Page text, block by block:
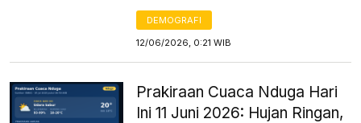
DEMOGRAFI
12/06/2026, 0:21 WIB
Prakiraan Cuaca Nduga Hari
Ini 11 Juni 2026: Hujan Ringan,